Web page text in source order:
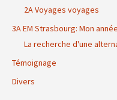
2A Voyages voyages
3A EM Strasbourg: Mon
La recherche d'une
Témoignage
Divers